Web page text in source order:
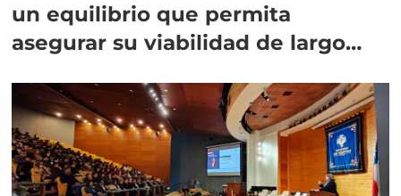
un equilibrio que permita
asegurar su viabilidad de largo